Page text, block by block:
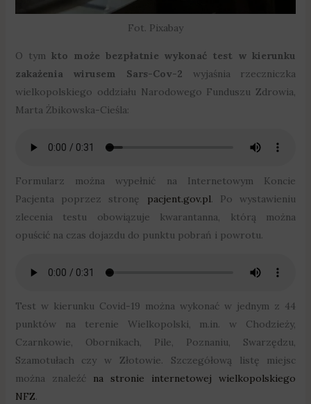
Fot. Pixabay
O tym kto może bezpłatnie wykonać test w kierunku
zakażenia wirusem Sars-Cov-2 wyjaśnia rzeczniczka
wielkopolskiego oddziału Narodowego Funduszu Zdrowia,
Marta Żbikowska-Cieśla:
Formularz można wypełnić na Internetowym Koncie
Pacjenta poprzez stronę pacjent.gov.pl. Po wystawieniu
zlecenia testu obowiązuje kwarantanna, którą można
opuścić na czas dojazdu do punktu pobrań i powrotu.
Test w kierunku Covid-19 można wykonać w jednym z 44
punktów na terenie Wielkopolski, m.in. w Chodzieży,
Czarnkowie, Obornikach, Pile, Poznaniu, Swarzędzu,
Szamotułach czy w Złotowie. Szczegółową listę miejsc
można znaleźć na stronie internetowej wielkopolskiego
NFZ.